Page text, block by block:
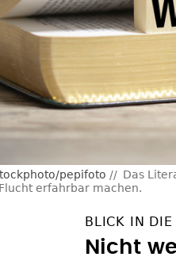
pepifoto
Das
erfahrbar machen.
BLICK IN DIE
Nicht